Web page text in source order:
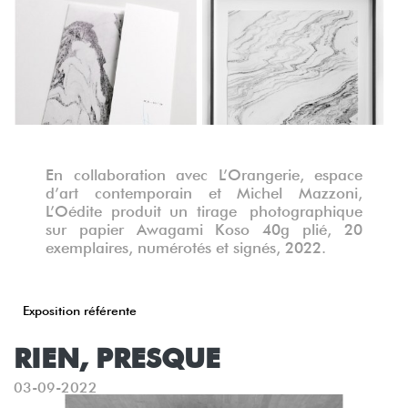
En collaboration avec L’Orangerie, espace
d’art contemporain et Michel Mazzoni,
L’Oédite produit un tirage photographique
sur papier Awagami Koso 40g plié, 20
exemplaires, numérotés et signés, 2022.
Exposition référente
RIEN, PRESQUE
03-09-2022